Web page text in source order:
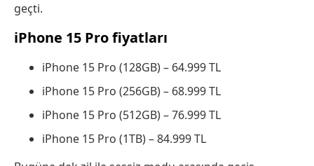
geçti.
iPhone 15 Pro fiyatları
iPhone 15 Pro (128GB) – 64.999 TL
iPhone 15 Pro (256GB) – 68.999 TL
iPhone 15 Pro (512GB) – 76.999 TL
iPhone 15 Pro (1TB) – 84.999 TL